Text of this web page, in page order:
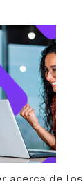
acerca de los